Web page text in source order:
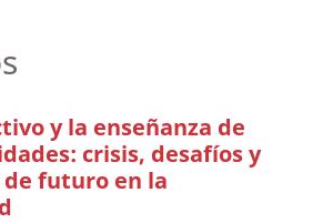
y la enseñanza de
crisis, desafíos y
de futuro en la